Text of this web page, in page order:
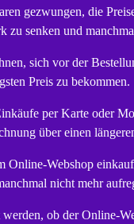
gezwungen, die
zu senken und
sich vor der
Preis zu bekommen.
per Karte oder
über einen
Online-Webshop
nicht mehr
ob der Online-